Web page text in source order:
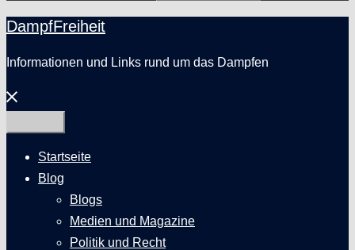
DampfFreiheit
Informationen und Links rund um das Dampfen
Menü
schließen
Startseite
Blog
Blogs
Medien und Magazine
Politik und Recht